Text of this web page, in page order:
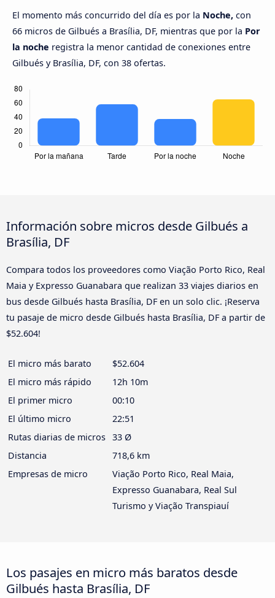
El momento más concurrido del día es por la Noche, con
66 micros de Gilbués a Brasília, DF, mientras que por la Por
la noche registra la menor cantidad de conexiones entre
Gilbués y Brasília, DF, con 38 ofertas.
Información sobre micros desde Gilbués a
Brasília, DF
Compara todos los proveedores como Viação Porto Rico, Real
Maia y Expresso Guanabara que realizan 33 viajes diarios en
bus desde Gilbués hasta Brasília, DF en un solo clic. ¡Reserva
tu pasaje de micro desde Gilbués hasta Brasília, DF a partir de
$52.604!
El micro más barato
$52.604
El micro más rápido
12h 10m
El primer micro
00:10
El último micro
22:51
Rutas diarias de micros 33 Ø
Distancia
718,6 km
Empresas de micro
Viação Porto Rico, Real Maia,
Expresso Guanabara, Real Sul
Turismo y Viação Transpiauí
Los pasajes en micro más baratos desde
Gilbués hasta Brasília, DF